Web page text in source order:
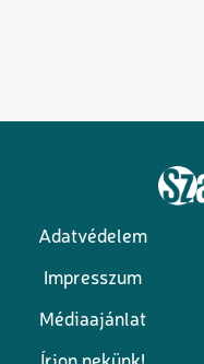
Lábléc
Adatvédelem
Impresszum
Médiaajánlat